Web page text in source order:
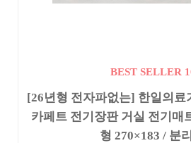
BEST SELLER
[26년형 전자파없는] 한일의료
카페트 전기장판 거실 전기매
형 270×183 / 분